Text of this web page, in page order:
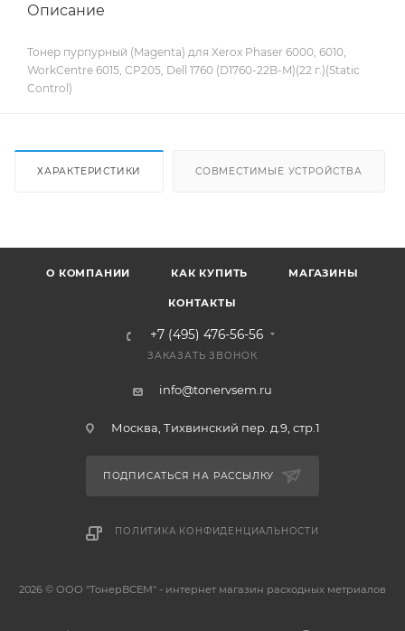
Описание
Тонер пурпурный (Magenta) для Xerox Phaser 6000, 6010,
WorkCentre 6015, CP205, Dell 1760 (D1760-22B-M)(22 г.)(Static
Control)
ХАРАКТЕРИСТИКИ СОВМЕСТИМЫЕ УСТРОЙСТВА
О КОМПАНИИ КАК КУПИТЬ МАГАЗИНЫ
КОНТАКТЫ
+7 (495) 476-56-56
ЗАКАЗАТЬ ЗВОНОК
info@tonervsem.ru
Москва, Тихвинский пер. д.9, стр.1
ПОДПИСАТЬСЯ НА РАССЫЛКУ
ПОЛИТИКА КОНФИДЕНЦИАЛЬНОСТИ
2026 © ООО "ТонерВСЕМ" - интернет магазин расходных метриалов